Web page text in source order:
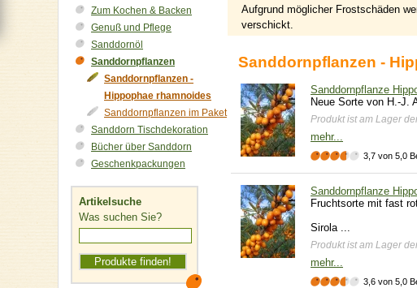
Zum Kochen & Backen
Genuß und Pflege
Sanddornöl
Sanddornpflanzen
Sanddornpflanzen -
Hippophae rhamnoides
Sanddornpflanzen im Paket
Sanddorn Tischdekoration
Bücher über Sanddorn
Geschenkpackungen
Artikelsuche
Was suchen Sie?
Aufgrund möglicher Frostschäden
verschickt.
Sanddornpflanzen -
Sanddornpflanze
Neue Sorte von H.-J.
Produkt ist am Lager
mehr...
3,7 von 5,0
Sanddornpflanze
Fruchtsorte mit fast
Sirola ...
Produkt ist am Lager
mehr...
3,6 von 5,0